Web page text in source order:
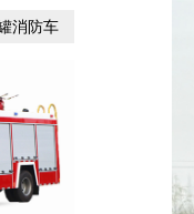
消防车